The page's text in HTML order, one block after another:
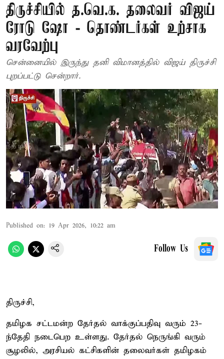
திருச்சியில் த.வெ.க. தலைவர் விஜய்
ரோடு ஷோ - தொண்டர்கள் உற்சாக
வரவேற்பு
சென்னையில் இருந்து தனி விமானத்தில் விஜய் திருச்சி
புறப்பட்டு சென்றார்.
Published on: 19 Apr 2026, 10:22 am
Follow Us
திருச்சி,
தமிழக சட்டமன்ற தேர்தல் வாக்குப்பதிவு வரும் 23-
ந்தேதி நடைபெற உள்ளது. தேர்தல் நெருங்கி வரும்
சூழலில், அரசியல் கட்சிகளின் தலைவர்கள் தமிழகம்